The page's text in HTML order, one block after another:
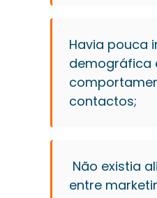
Havia pouca
demográfica
contactos;
Não existia
entre